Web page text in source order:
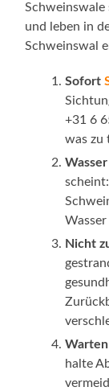
Schweinswale
und leben in
Schweinswal
Sofort
+31 6
was zu
Nicht
halte